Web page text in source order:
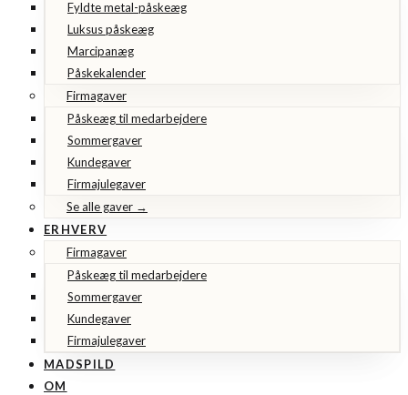
Fyldte metal-påskeæg
Luksus påskeæg
Marcipanæg
Påskekalender
Firmagaver
Påskeæg til medarbejdere
Sommergaver
Kundegaver
Firmajulegaver
Se alle gaver →
ERHVERV
Firmagaver
Påskeæg til medarbejdere
Sommergaver
Kundegaver
Firmajulegaver
MADSPILD
OM